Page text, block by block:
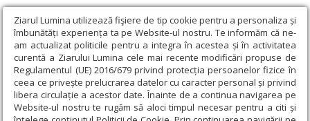
Ziarul Lumina utilizează fişiere de tip cookie pentru a personaliza și
îmbunătăți experiența ta pe Website-ul nostru. Te informăm că ne-
am actualizat politicile pentru a integra în acestea și în activitatea
curentă a Ziarului Lumina cele mai recente modificări propuse de
Regulamentul (UE) 2016/679 privind protecția persoanelor fizice în
ceea ce privește prelucrarea datelor cu caracter personal și privind
libera circulație a acestor date. Înainte de a continua navigarea pe
Website-ul nostru te rugăm să aloci timpul necesar pentru a citi și
Ziarul Lumina › Societate › Actualitate socială › 40.000 de ani de